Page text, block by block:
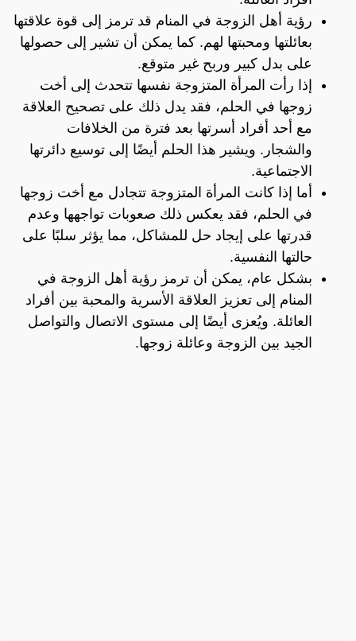
رؤية أهل الزوجة في المنام قد ترمز إلى قوة علاقتها
بعائلتها ومحبتها لهم. كما يمكن أن تشير إلى حصولها
على بدل كبير وربح غير متوقع.
إذا رأت المرأة المتزوجة نفسها تتحدث إلى أخت
زوجها في الحلم، فقد يدل ذلك على تصحيح العلاقة
مع أحد أفراد أسرتها بعد فترة من الخلافات
والشجار. ويشير هذا الحلم أيضًا إلى توسيع دائرتها
الاجتماعية.
أما إذا كانت المرأة المتزوجة تتجادل مع أخت زوجها
في الحلم، فقد يعكس ذلك صعوبات تواجهها وعدم
قدرتها على إيجاد حل للمشاكل، مما يؤثر سلبًا على
حالتها النفسية.
بشكل عام، يمكن أن ترمز رؤية أهل الزوجة في
المنام إلى تعزيز العلاقة الأسرية والمحبة بين أفراد
العائلة. ويُعزى أيضًا إلى مستوى الاتصال والتواصل
الجيد بين الزوجة وعائلة زوجها.